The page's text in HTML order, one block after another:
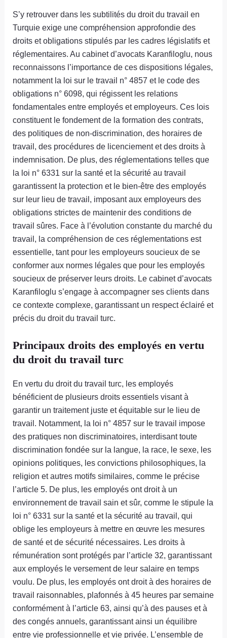
S’y retrouver dans les subtilités du droit du travail en
Turquie exige une compréhension approfondie des
droits et obligations stipulés par les cadres législatifs et
réglementaires. Au cabinet d’avocats Karanfiloglu, nous
reconnaissons l’importance de ces dispositions légales,
notamment la loi sur le travail n° 4857 et le code des
obligations n° 6098, qui régissent les relations
fondamentales entre employés et employeurs. Ces lois
constituent le fondement de la formation des contrats,
des politiques de non-discrimination, des horaires de
travail, des procédures de licenciement et des droits à
indemnisation. De plus, des réglementations telles que
la loi n° 6331 sur la santé et la sécurité au travail
garantissent la protection et le bien-être des employés
sur leur lieu de travail, imposant aux employeurs des
obligations strictes de maintenir des conditions de
travail sûres. Face à l’évolution constante du marché du
travail, la compréhension de ces réglementations est
essentielle, tant pour les employeurs soucieux de se
conformer aux normes légales que pour les employés
soucieux de préserver leurs droits. Le cabinet d’avocats
Karanfiloglu s’engage à accompagner ses clients dans
ce contexte complexe, garantissant un respect éclairé et
précis du droit du travail turc.
Principaux droits des employés en vertu
du droit du travail turc
En vertu du droit du travail turc, les employés
bénéficient de plusieurs droits essentiels visant à
garantir un traitement juste et équitable sur le lieu de
travail. Notamment, la loi n° 4857 sur le travail impose
des pratiques non discriminatoires, interdisant toute
discrimination fondée sur la langue, la race, le sexe, les
opinions politiques, les convictions philosophiques, la
religion et autres motifs similaires, comme le précise
l’article 5. De plus, les employés ont droit à un
environnement de travail sain et sûr, comme le stipule la
loi n° 6331 sur la santé et la sécurité au travail, qui
oblige les employeurs à mettre en œuvre les mesures
de santé et de sécurité nécessaires. Les droits à
rémunération sont protégés par l’article 32, garantissant
aux employés le versement de leur salaire en temps
voulu. De plus, les employés ont droit à des horaires de
travail raisonnables, plafonnés à 45 heures par semaine
conformément à l’article 63, ainsi qu’à des pauses et à
des congés annuels, garantissant ainsi un équilibre
entre vie professionnelle et vie privée. L’ensemble de